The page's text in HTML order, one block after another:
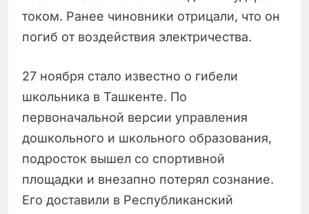
током. Ранее чиновники отрицали, что он
погиб от воздействия электричества.
27 ноября стало известно о гибели
школьника в Ташкенте. По
первоначальной версии управления
дошкольного и школьного образования,
подросток вышел со спортивной
площадки и внезапно потерял сознание.
Его доставили в Республиканский